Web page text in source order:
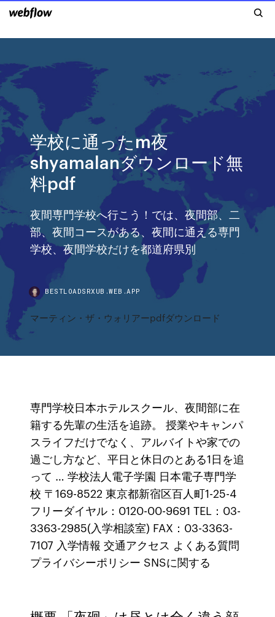
学校に通ったm夜
shyamalanダウンロード無
料pdf
夜間専門学校へ行こう！では、夜間部、二
部、夜間コースがある、夜間に通える専門
学校、夜間学校だけを都道府県別
BESTLOADSRXUB.WEB.APP
マーティン・ザ・ウォリアーpdfダウンロード
専門学校日本ホテルスクール、夜間部に在
籍する先輩の生活を追跡。 授業やキャンパ
スライフだけでなく、アルバイトや家での
過ごし方など、平日と休日のとある1日を追
って … 学校法人電子学園 日本電子専門学
校 〒169-8522 東京都新宿区百人町1-25-4
フリーダイヤル：0120-00-9691 TEL：03-
3363-2985(入学相談室) FAX：03-3363-
7107 入学情報 交通アクセス よくある質問
プライバシーポリシー SNSに関する